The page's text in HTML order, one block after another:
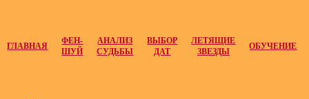
ГЛАВНАЯ
ФЕН-
ШУЙ
АНАЛИЗ
СУДЬБЫ
ВЫБОР
ДАТ
ЛЕТЯЩИЕ
ЗВЕЗДЫ
ОБУЧЕНИЕ